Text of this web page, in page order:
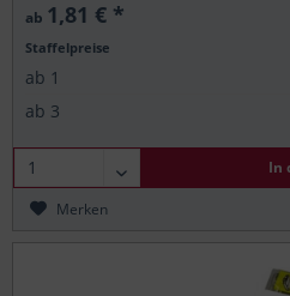
ab 1,81 € *
Staffelpreise
ab 1
ab 3
In
Merken